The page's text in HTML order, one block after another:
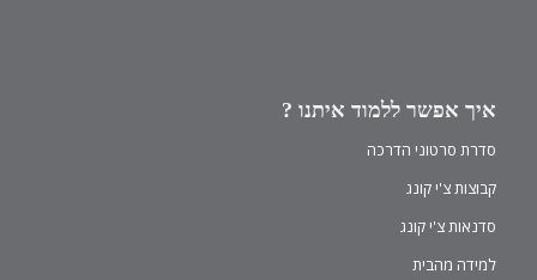
איך אפשר ללמוד איתנו ?
סדרת סרטוני הדרכה
קבוצות צ'י קונג
סדנאות צ'י קונג
למידה מהבית